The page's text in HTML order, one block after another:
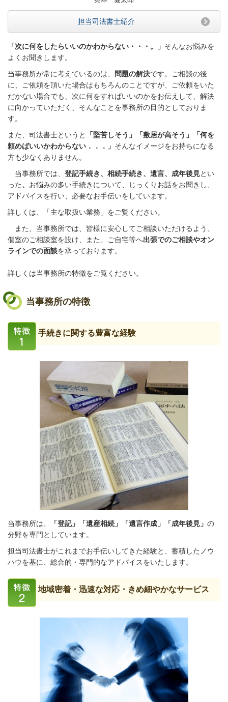
担当司法書士紹介
「次に何をしたらいいのかわからない・・・。」 そんなお悩みを
よくお聞きします。
当事務所が常に考えているのは、
問題の解決です。ご相談の後
に、ご依頼を頂いた場合はもちろんのことですが、ご依頼をいた
だかない場合でも、次に何をすればいいのかをお伝えして、解決
に向かっていただく、そんなことを事務所の目的としておりま
す。
また、司法書士というと
「堅苦しそう」「敷居が高そう」「何を
頼めばいいかわからない．．．」 そんなイメージをお持ちになる
方も少なくありません。
当事務所では、 登記手続き、相続手続き、遺言、成年後見とい
った、 お悩みの多い手続きについて、じっくりお話をお聞きし、
アドバイスを行い、必要なお手伝いをしています。
詳しくは、「主な取扱い業務」をご覧ください。
また、当事務所では、皆様に安心してご相談いただけるよう、
個室のご相談室を設け、また、ご自宅等へ出張でのご相談やオン
ラインでの面談を承っております。
詳しくは当事務所の特徴をご覧ください。
当事務所の特徴
手続きに関する豊富な経験
当事務所は、 「登記」「遺産相続」「遺言作成」「成年後見」 の
分野を専門としています。
担当司法書士がこれまでお手伝いしてきた経験と、蓄積したノウ
ハウを基に、総合的・専門的なアドバイスをいたします。
地域密着・迅速な対応・きめ細やかなサービス